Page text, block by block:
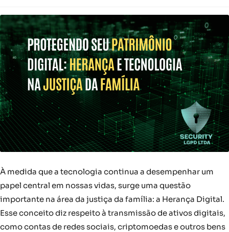
À medida que a tecnologia continua a desempenhar um
papel central em nossas vidas, surge uma questão
importante na área da justiça da família: a Herança Digital.
Esse conceito diz respeito à transmissão de ativos digitais,
como contas de redes sociais, criptomoedas e outros bens